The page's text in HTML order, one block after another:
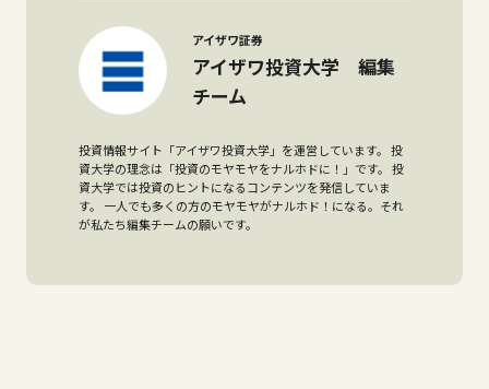
アイザワ証券
アイザワ投資大学 編集
チーム
投資情報サイト「アイザワ投資大学」を運営しています。 投
資大学の理念は「投資のモヤモヤをナルホドに！」です。 投
資大学では投資のヒントになるコンテンツを発信していま
す。 一人でも多くの方のモヤモヤがナルホド！になる。それ
が私たち編集チームの願いです。